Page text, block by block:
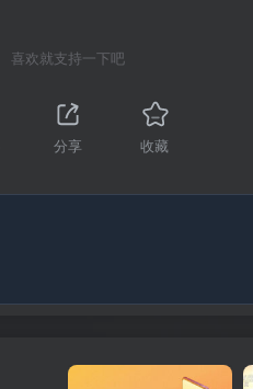
景时画面清晰通透，彻底解
喜欢就支持一下吧
分享 收藏